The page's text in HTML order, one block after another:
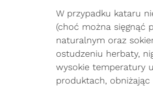
W przypadku kataru
(choć można sięgnąć
naturalnym oraz
ostudzeniu herbaty,
wysokie temperatury
produktach, obniżając